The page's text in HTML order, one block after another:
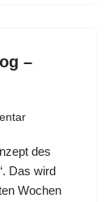
–
des
Das wird
Wochen